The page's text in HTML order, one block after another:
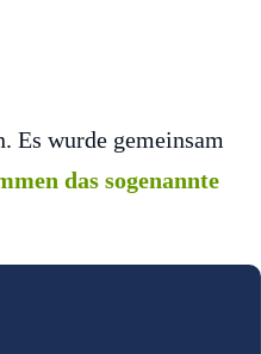
Es wurde gemeinsam
das sogenannte